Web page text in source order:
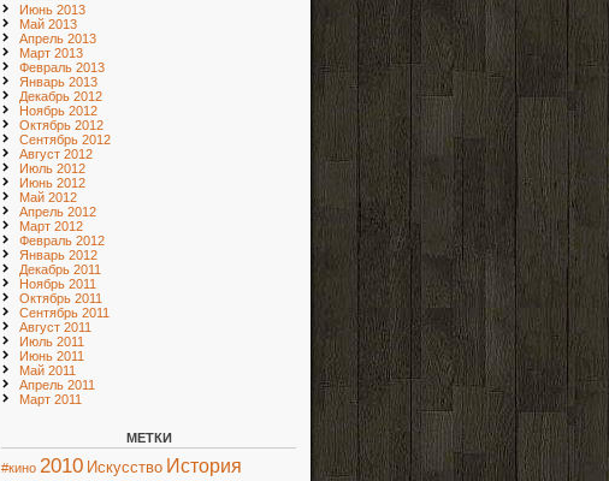
Июнь 2013
Май 2013
Апрель 2013
Март 2013
Февраль 2013
Январь 2013
Декабрь 2012
Ноябрь 2012
Октябрь 2012
Сентябрь 2012
Август 2012
Июль 2012
Июнь 2012
Май 2012
Апрель 2012
Март 2012
Февраль 2012
Январь 2012
Декабрь 2011
Ноябрь 2011
Октябрь 2011
Сентябрь 2011
Август 2011
Июль 2011
Июнь 2011
Май 2011
Апрель 2011
Март 2011
МЕТКИ
#кино 2010 Искусство История